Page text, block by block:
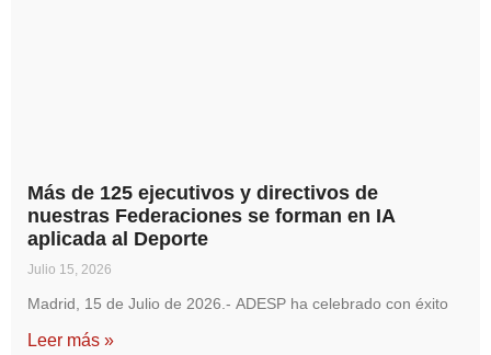
Más de 125 ejecutivos y directivos de
nuestras Federaciones se forman en IA
aplicada al Deporte
Julio 15, 2026
Madrid, 15 de Julio de 2026.- ADESP ha celebrado con éxito
Leer más »